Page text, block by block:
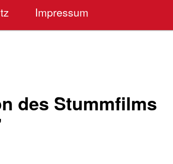
Impressum
des Stummfilms